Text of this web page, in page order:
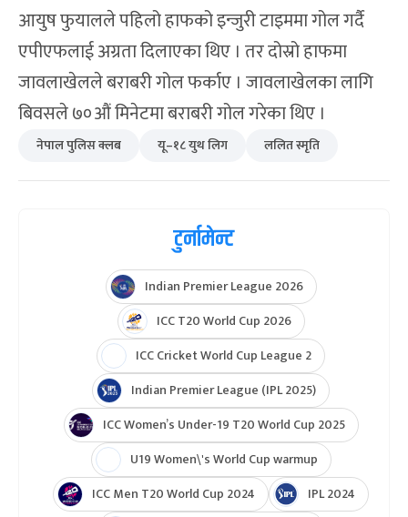
आयुष फुयालले पहिलो हाफको इन्जुरी टाइममा गोल गर्दै
एपीएफलाई अग्रता दिलाएका थिए । तर दोस्रो हाफमा
जावलाखेलले बराबरी गोल फर्काए । जावलाखेलका लागि
बिवसले ७०औं मिनेटमा बराबरी गोल गरेका थिए ।
नेपाल पुलिस क्लब यू–१८ युथ लिग ललित स्मृति
टुर्नामेन्ट
Indian Premier League 2026
ICC T20 World Cup 2026
ICC Cricket World Cup League 2
Indian Premier League (IPL 2025)
ICC Women’s Under-19 T20 World Cup 2025
U19 Women\'s World Cup warmup
ICC Men T20 World Cup 2024
IPL 2024